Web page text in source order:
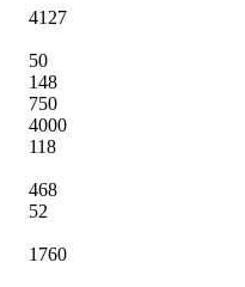
4127
50
148
750
4000
118
468
52
1760